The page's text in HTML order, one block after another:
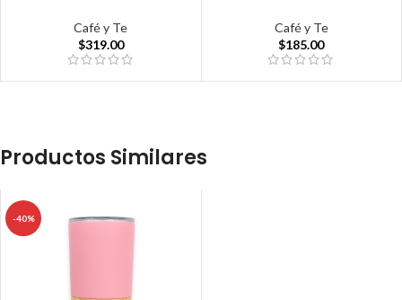
Café y Te
$319.00
Café y Te
$185.00
Productos Similares
-40%